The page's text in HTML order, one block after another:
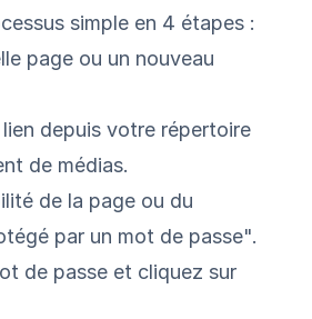
simple en 4 étapes :
page ou un nouveau
depuis votre répertoire
de médias.
de la page ou du
par un mot de passe".
de passe et cliquez sur